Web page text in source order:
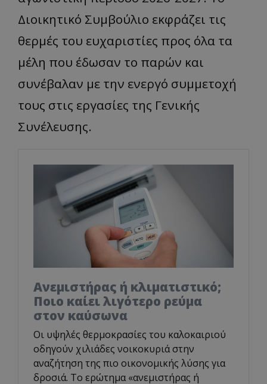
Διοικητικό Συμβούλιο εκφράζει τις
θερμές του ευχαριστίες προς όλα τα
μέλη που έδωσαν το παρών και
συνέβαλαν με την ενεργό συμμετοχή
τους στις εργασίες της Γενικής
Συνέλευσης.
Ανεμιστήρας ή κλιματιστικό;
Ποιο καίει λιγότερο ρεύμα
στον καύσωνα
Οι υψηλές θερμοκρασίες του καλοκαιριού
οδηγούν χιλιάδες νοικοκυριά στην
αναζήτηση της πιο οικονομικής λύσης για
δροσιά. Το ερώτημα «ανεμιστήρας ή